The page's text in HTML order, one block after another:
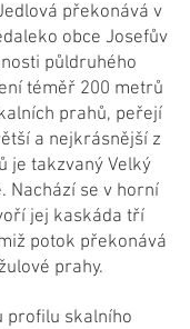
překonává v
obce Josefův
půldruhého
téměř 200 metrů
prahů, peřejí
a nejkrásnější z
je takzvaný Velký
Nachází se v horní
jej kaskáda tří
potok překonává
prahy.
profilu skalního